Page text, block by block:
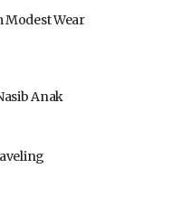
Modest Wear
Anak